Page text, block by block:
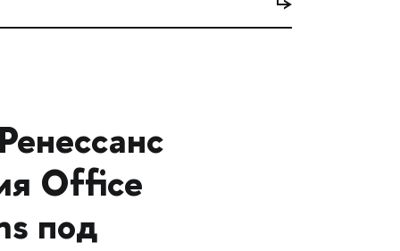
Office
под